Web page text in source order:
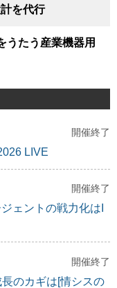
を代行
うたう産業機器用
開催終了
LIVE
開催終了
ェントの戦力化はI
開催終了
のカギは[情シスの